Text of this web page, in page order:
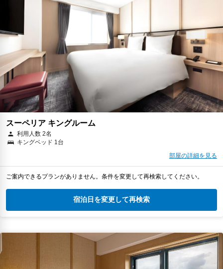
スーペリア キングルーム
利用人数 2名
キングベッド 1台
部屋の詳細を見る
ご案内できるプランがありません。条件を変更して再検索してください。
宿泊日を変更して再検索